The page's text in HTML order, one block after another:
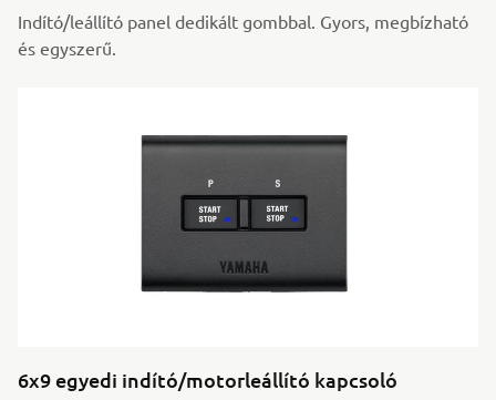
Indító/leállító panel dedikált gombbal. Gyors, megbízható
és egyszerű.
6x9 egyedi indító/motorleállító kapcsoló